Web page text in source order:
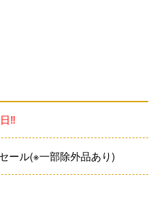
‼
ール(※一部除外品あり)